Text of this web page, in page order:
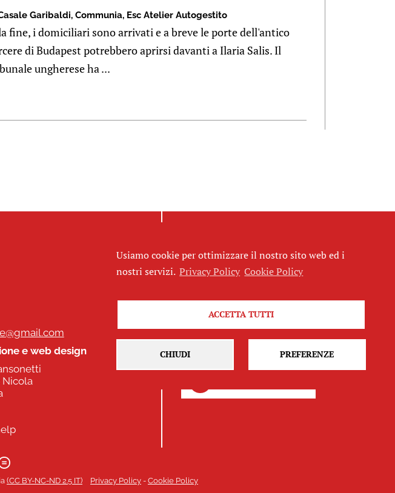
Garibaldi, Communia, Esc Atelier Autogestito
fine, i domiciliari sono arrivati e a breve le porte dell'antico
di Budapest potrebbero aprirsi davanti a Ilaria Salis. Il
ungherese ha ...
e web design
Seguici
(CC BY-NC-ND 2.5 IT) Privacy Policy- Cookie Policy
Usiamo cookie per ottimizzare il nostro sito web ed i
nostri servizi. Privacy Policy Cookie Policy
ACCETTA TUTTI
CHIUDI PREFERENZE